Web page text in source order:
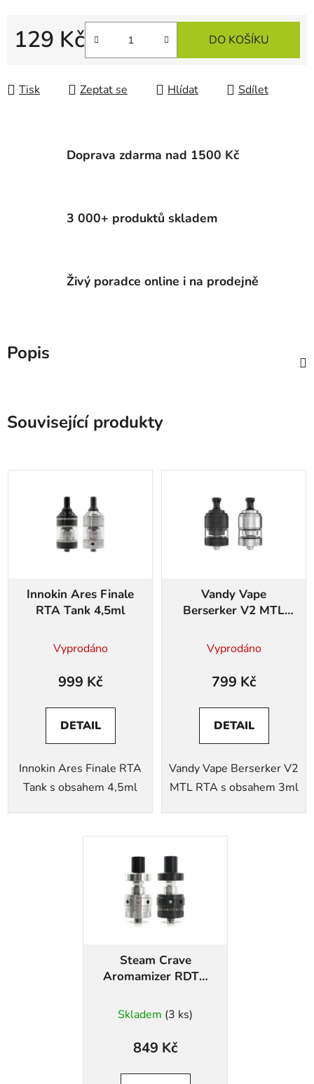
129 Kč DO KOŠÍKU
Tisk Zeptat se Hlídat Sdílet
Doprava zdarma nad 1500 Kč
3 000+ produktů skladem
Živý poradce online i na prodejně
Popis
Související produkty
Innokin Ares Finale
RTA Tank 4,5ml
Vyprodáno
999 Kč
DETAIL
Innokin Ares Finale RTA
Tank s obsahem 4,5ml
Vandy Vape
Berserker V2 MTL
Vyprodáno
799 Kč
DETAIL
Vandy Vape Berserker V2
MTL RTA s obsahem 3ml
Steam Crave
Aromamizer RDTA
Skladem (3 ks)
849 Kč